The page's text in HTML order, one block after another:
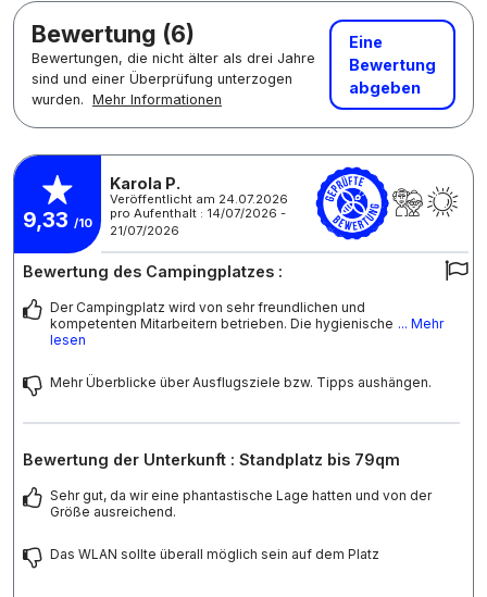
Bewertung (6)
Bewertungen, die nicht älter als drei Jahre
sind und einer Überprüfung unterzogen
wurden. Mehr Informationen
Eine
Bewertung
abgeben
9,33 /10
Karola P.
Veröffentlicht am 24.07.2026
pro Aufenthalt : 14/07/2026 -
21/07/2026
Bewertung des Campingplatzes :
Der Campingplatz wird von sehr freundlichen und
kompetenten Mitarbeitern betrieben. Die hygienische ... Mehr
lesen
Mehr Überblicke über Ausflugsziele bzw. Tipps aushängen.
Bewertung der Unterkunft : Standplatz bis 79qm
Sehr gut, da wir eine phantastische Lage hatten und von der
Größe ausreichend.
Das WLAN sollte überall möglich sein auf dem Platz